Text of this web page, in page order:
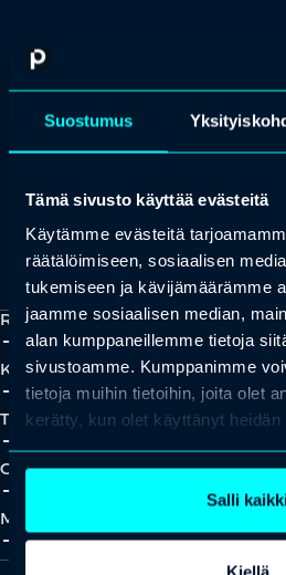
Suostumus
Tämä sivusto käyttää evästeitä
Käytämme evästeitä
räätälöimiseen, sosiaalisen
tukemiseen ja kävijämäärämme
jaamme sosiaalisen median,
alan kumppaneillemme tietoja
sivustoamme. Kumppanimme
tietoja muihin tietoihin, joita olet
kerätty, kun olet käyttänyt heidän
Salli
OTA YHTEYTTÄ
Keilaranta 1 A, 02150 Espoo
Kaikki yhteystiedot
Ratkaisut
add_2close
Koulutukset
add_2close
Tapahtumat
add_2
Oivallukset
add_2
Meistä
add_2close